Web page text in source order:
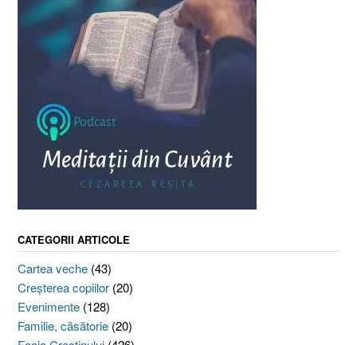
CATEGORII ARTICOLE
Cartea veche (43)
Creşterea copiilor (20)
Evenimente (128)
Familie, căsătorie (20)